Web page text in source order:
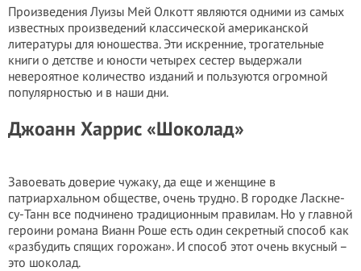
Произведения Луизы Мей Олкотт являются одними из самых
известных произведений классической американской
литературы для юношества. Эти искренние, трогательные
книги о детстве и юности четырех сестер выдержали
невероятное количество изданий и пользуются огромной
популярностью и в наши дни.
Джоанн Харрис «Шоколад»
Завоевать доверие чужаку, да еще и женщине в
патриархальном обществе, очень трудно. В городке Ласкне-
су-Танн все подчинено традиционным правилам. Но у главной
героини романа Вианн Роше есть один секретный способ как
«разбудить спящих горожан». И способ этот очень вкусный –
это шоколад.